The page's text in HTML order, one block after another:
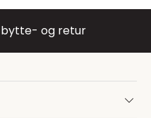
bytte- og retur